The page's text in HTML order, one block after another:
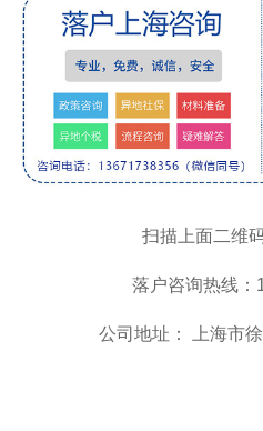
扫描上面二维
落户咨询热线：
公司地址： 上海市